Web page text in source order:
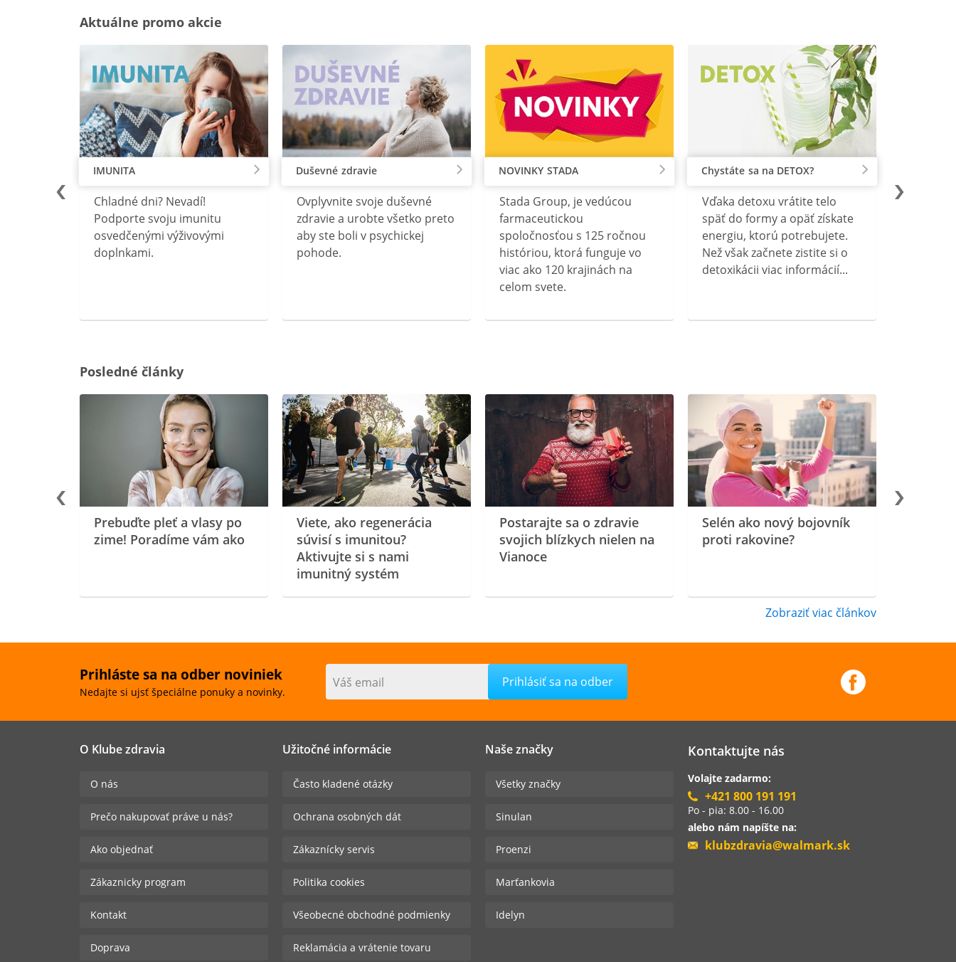
Aktuálne promo akcie
IMUNITA
Chladné dni? Nevadí!
Podporte svoju imunitu
osvedčenými výživovými
doplnkami.
Duševné zdravie
Ovplyvnite svoje duševné
zdravie a urobte všetko preto
aby ste boli v psychickej
pohode.
NOVINKY STADA
Stada Group, je vedúcou
farmaceutickou
spoločnosťou s 125 ročnou
históriou, ktorá funguje vo
viac ako 120 krajinách na
celom svete.
Chystáte sa na DETOX?
Vďaka detoxu vrátite telo
späť do formy a opäť získate
energiu, ktorú potrebujete.
Než však začnete zistite si o
detoxikácii viac informácií...
Posledné články
Prebuďte pleť a vlasy po
zime! Poradíme vám ako
Viete, ako regenerácia
súvisí s imunitou?
Aktivujte si s nami
imunitný systém
Postarajte sa o zdravie
svojich blízkych nielen na
Vianoce
Selén ako nový bojovník
proti rakovine?
Zobraziť viac článkov
Prihláste sa na odber noviniek
Nedajte si ujsť špeciálne ponuky a novinky.
Váš email
O Klube zdravia
O nás
Prečo nakupovať práve u nás?
Ako objednať
Zákaznicky program
Kontakt
Doprava
Užitočné informácie
Často kladené otázky
Ochrana osobných dát
Zákaznícky servis
Politika cookies
Všeobecné obchodné podmienky
Reklamácia a vrátenie tovaru
Naše značky
Všetky značky
Sinulan
Proenzi
Marťankovia
Idelyn
Kontaktujte nás
Volajte zadarmo:
+421 800 191 191
Po - pia: 8.00 - 16.00
alebo nám napíšte na:
klubzdravia@walmark.sk